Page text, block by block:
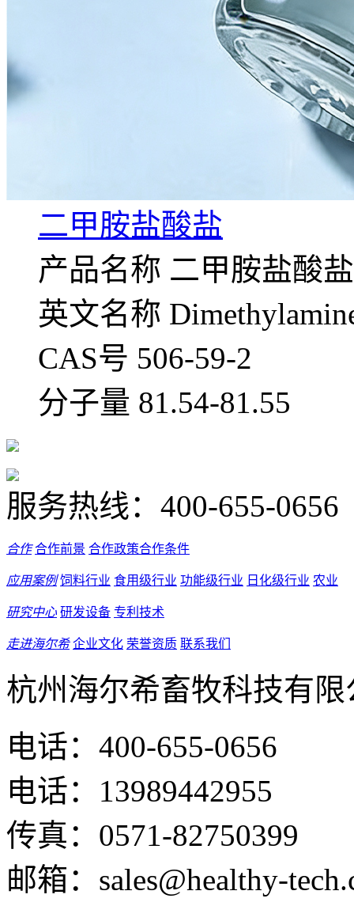
二甲胺盐酸盐
产品名称 二甲胺盐酸盐
英文名称
CAS号 506-59-2
分子量 81.54-81.55
服务热线： 400-655-0656
合作 合作前景 合作政策合作条件
应用案例 饲料行业 食用级行业 功能级行业 日化级行业 农业
研究中心 研发设备 专利技术
走进海尔希 企业文化 荣誉资质 联系我们
杭州海尔希畜牧科技有限
电话：400-655-0656
电话：13989442955
传真：0571-82750399
邮箱：sales@healthy-